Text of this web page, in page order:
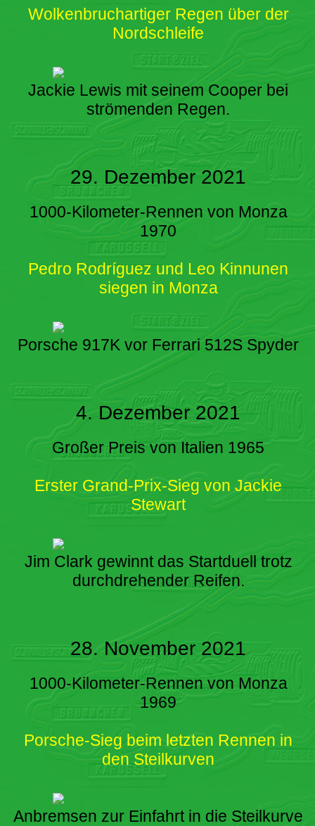
Wolkenbruchartiger Regen über der
Nordschleife
Jackie Lewis mit seinem Cooper bei
strömenden Regen.
29. Dezember 2021
1000-Kilometer-Rennen von Monza
1970
Pedro Rodríguez und Leo Kinnunen
siegen in Monza
Porsche 917K vor Ferrari 512S Spyder
4. Dezember 2021
Großer Preis von Italien 1965
Erster Grand-Prix-Sieg von Jackie
Stewart
Jim Clark gewinnt das Startduell trotz
durchdrehender Reifen.
28. November 2021
1000-Kilometer-Rennen von Monza
1969
Porsche-Sieg beim letzten Rennen in
den Steilkurven
Anbremsen zur Einfahrt in die Steilkurve